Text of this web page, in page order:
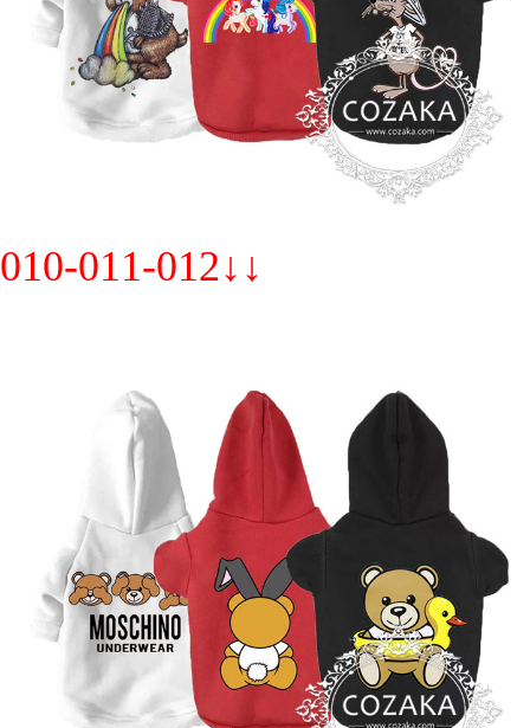
010-011-012↓↓